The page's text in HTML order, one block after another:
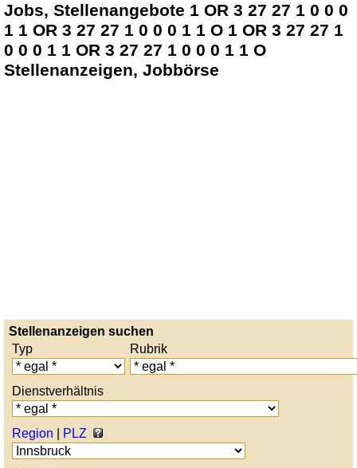
Jobs, Stellenangebote 1 OR 3 27 27 1 0 0 0
1 1 OR 3 27 27 1 0 0 0 1 1 O 1 OR 3 27 27 1
0 0 0 1 1 OR 3 27 27 1 0 0 0 1 1 O
Stellenanzeigen, Jobbörse
Stellenanzeigen suchen
Typ
Rubrik
Dienstverhältnis
Region PLZ